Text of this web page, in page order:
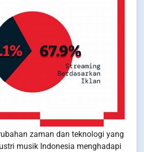
zaman dan teknologi yang
musik Indonesia menghadapi